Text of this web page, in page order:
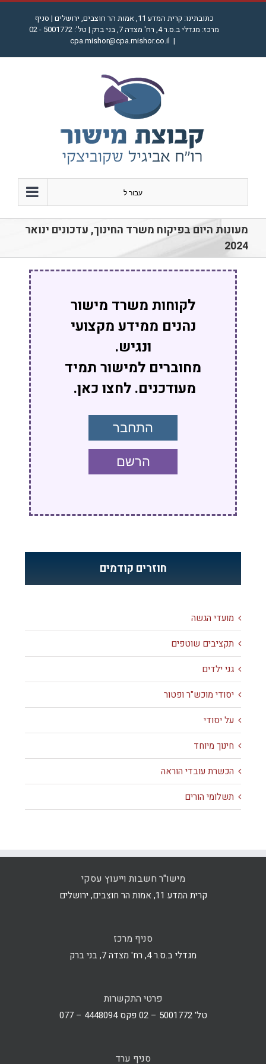
דלג
כתובתינו: קרית המדע 11, אמות הר חוצבים, ירושלים | סניף
מרכז: מגדלי ב.ס.ר 4, רח' מצדה 7, בני ברק | טל': 5001772 - 02
|
cpa.mishor@cpa.mishor.co.il
עבור ל
מעונות היום בפיקוח משרד החינוך, עדכונים ינואר
2024
לקוחות משרד מישור
נהנים ממידע מקצועי
ונגיש.
מחוברים למישור תמיד
מעודכנים. לחצו כאן.
התחבר
הרשם
חוזרים קודמים
מועדי הגשה
תקציבים שוטפים
גני ילדים
יסודי מוכש"ר ופטור
על יסודי
חינוך מיוחד
הכשרת עובדי הוראה
תשלומי הורים
מישו"ר חשבות וייעוץ עסקי
קרית המדע 11, אמות הר חוצבים, ירושלים
סניף מרכז
מגדלי ב.ס.ר 4, רח' מצדה 7, בני ברק
פרטי התקשרות
טל' 5001772 – 02 פקס 4448094 – 077
סניף ערד